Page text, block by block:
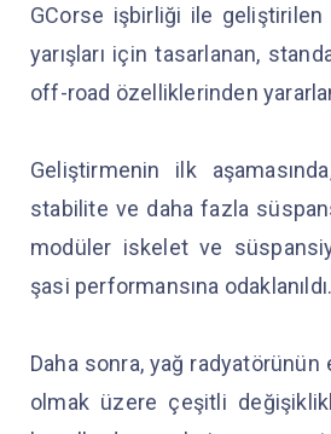
GCorse işbirliği ile geliştirilen
yarışları için tasarlanan,
off-road özelliklerinden
Geliştirmenin ilk
stabilite ve daha fazla
modüler iskelet ve
şasi performansına odaklanıldı.
Daha sonra, yağ
olmak üzere çeşitli